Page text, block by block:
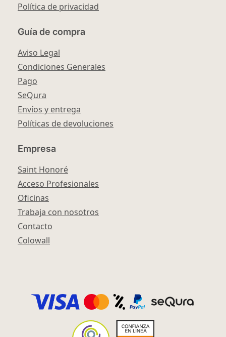
Política de privacidad
Guía de compra
Aviso Legal
Condiciones Generales
Pago
SeQura
Envíos y entrega
Políticas de devoluciones
Empresa
Saint Honoré
Acceso Profesionales
Oficinas
Trabaja con nosotros
Contacto
Colowall